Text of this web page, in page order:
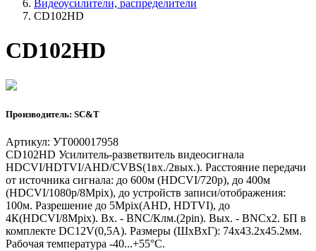
Видеоусилители, распределители
CD102HD
CD102HD
Производитель: SC&T
Артикул: УТ000017958
CD102HD Усилитель-разветвитель видеосигнала
HDCVI/HDTVI/AHD/CVBS(1вх./2вых.). Расстояние передачи
от источника сигнала: до 600м (HDCVI/720p), до 400м
(HDCVI/1080p/8Mpix), до устройств записи/отображения:
100м. Разрешение до 5Mpix(AHD, HDTVI), до
4К(HDCVI/8Mpix). Вх. - BNC/Клм.(2pin). Вых. - BNCx2. БП в
комплекте DC12V(0,5A). Размеры (ШxВxГ): 74x43.2x45.2мм.
Рабочая температура -40...+55°C.